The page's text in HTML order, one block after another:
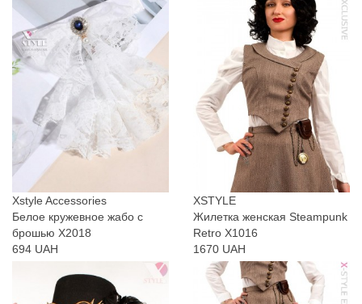
Xstyle Accessories
Белое кружевное жабо с
брошью X2018
694 UAH
XSTYLE
Жилетка женская Steampunk
Retro X1016
1670 UAH